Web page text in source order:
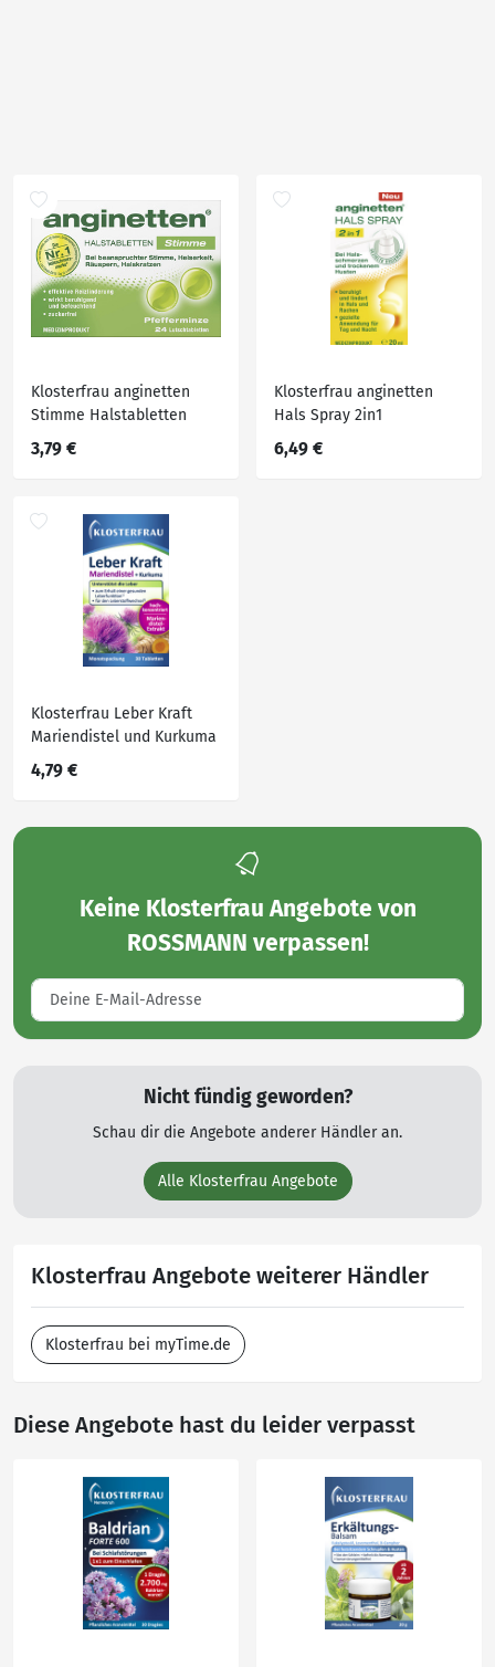
Klosterfrau anginetten
Stimme Halstabletten
3,79 €
Klosterfrau anginetten
Hals Spray 2in1
6,49 €
Klosterfrau Leber Kraft
Mariendistel und Kurkuma
4,79 €
Keine Klosterfrau Angebote von
ROSSMANN verpassen!
Nicht fündig geworden?
Schau dir die Angebote anderer Händler an.
Alle Klosterfrau Angebote
Klosterfrau Angebote weiterer Händler
Klosterfrau bei myTime.de
Diese Angebote hast du leider verpasst